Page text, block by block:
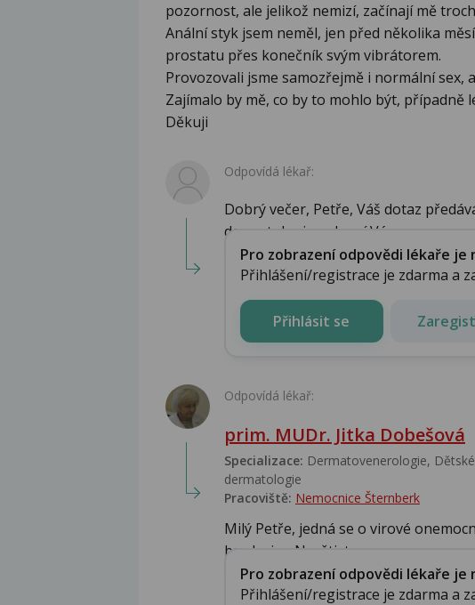
pozornost, ale jelikož nemizí, začínají mě
Anální styk jsem neměl, jen před několika
prostatu přes konečník svým vibrátorem.
Provozovali jsme samozřejmě i normální sex,
Zajímalo by mě, co by to mohlo být, případně
Děkuji
Odpovídá lékař:
Dobrý večer, Petře, Váš dotaz
dermatologie, odpoví Vám co ne...
Pro zobrazení odpovědi lékaře
Přihlášení/registrace je zdarma a
Přihlásit se
Odpovídá lékař:
prim. MUDr. Jitka Dobešová
Specializace: Dermatovenerologie,
dermatologie
Pracoviště: Nemocnice Šternberk
Milý Petře, jedná se o virové
bradavice. Navštivte...
Pro zobrazení odpovědi lékaře
Přihlášení/registrace je zdarma a